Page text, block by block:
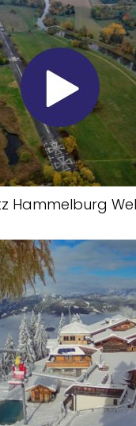
Hammelburg